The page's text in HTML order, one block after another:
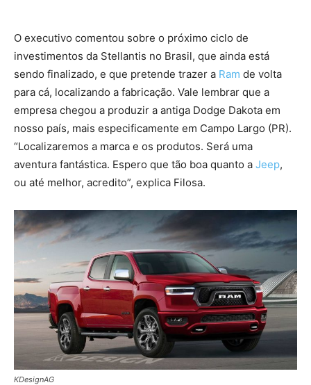
O executivo comentou sobre o próximo ciclo de
investimentos da Stellantis no Brasil, que ainda está
sendo finalizado, e que pretende trazer a Ram de volta
para cá, localizando a fabricação. Vale lembrar que a
empresa chegou a produzir a antiga Dodge Dakota em
nosso país, mais especificamente em Campo Largo (PR).
“Localizaremos a marca e os produtos. Será uma
aventura fantástica. Espero que tão boa quanto a Jeep,
ou até melhor, acredito”, explica Filosa.
KDesignAG